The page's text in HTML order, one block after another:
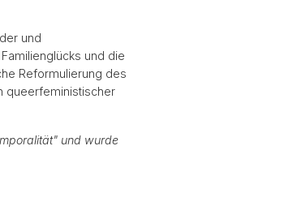
und
und die
Reformulierung des
queerfeministischer
und wurde